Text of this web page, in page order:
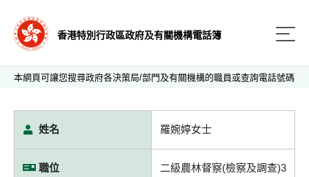
香港特別行政區政府及有關機構電話簿
本網頁可讓您搜尋政府各決策局/部門及有關機構的職員或查詢電話號碼
姓名 羅婉婷女士
職位 二級農林督察(檢察及調查)3